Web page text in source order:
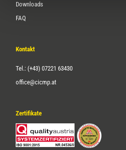
Downloads
FAQ
Kontakt
Tel.: (+43) 07221 63430
office@cicmp.at
Zertifikate